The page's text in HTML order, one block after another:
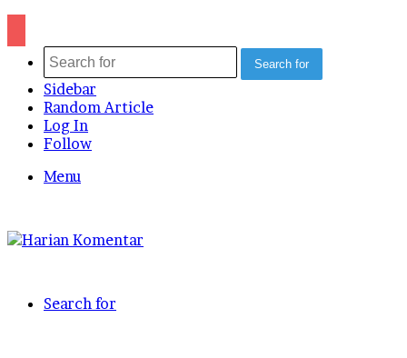
Search for
Sidebar
Random Article
Log In
Follow
Menu
Search for